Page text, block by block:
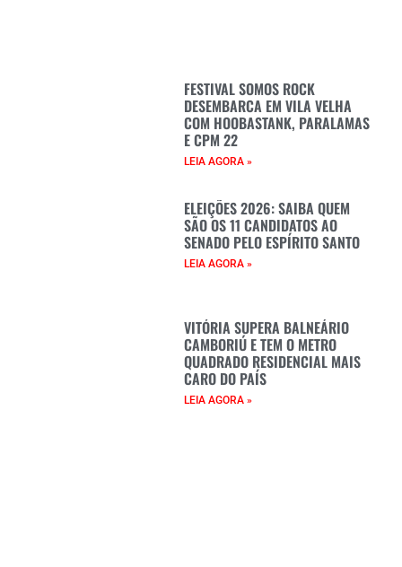
FESTIVAL SOMOS ROCK
DESEMBARCA EM VILA VELHA
COM HOOBASTANK, PARALAMAS
E CPM 22
LEIA AGORA »
ELEIÇÕES 2026: SAIBA QUEM
SÃO OS 11 CANDIDATOS AO
SENADO PELO ESPÍRITO SANTO
LEIA AGORA »
VITÓRIA SUPERA BALNEÁRIO
CAMBORIÚ E TEM O METRO
QUADRADO RESIDENCIAL MAIS
CARO DO PAÍS
LEIA AGORA »